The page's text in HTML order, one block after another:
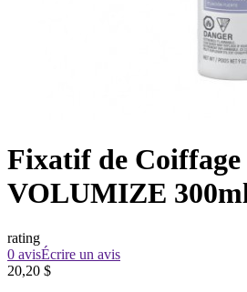
Fixatif de Coiffage
VOLUMIZE
rating
0 avisÉcrire un avis
20,20 $